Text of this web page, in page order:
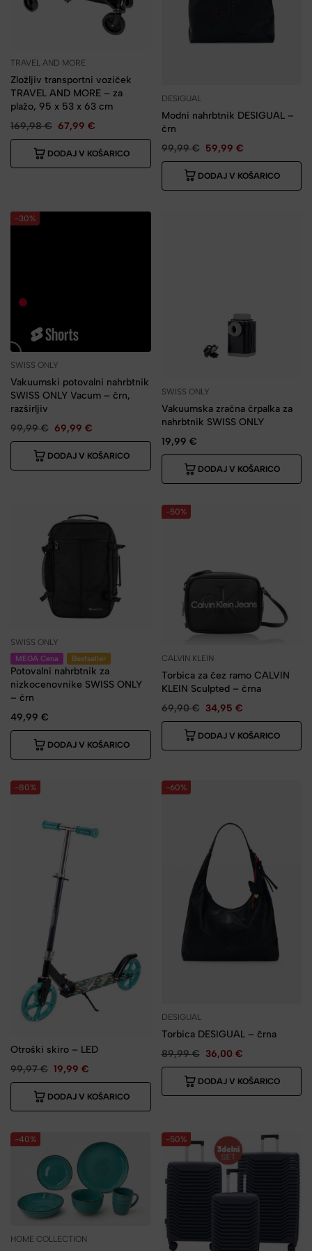
TRAVEL AND MORE
Zložljiv transportni voziček
TRAVEL AND MORE – za
plažo, 95 x 53 x 63 cm
169,98€ 67,99 €
DODAJ V KOŠARICO
DESIGUAL
Modni nahrbtnik DESIGUAL –
črn
99,99€ 59,99 €
DODAJ V KOŠARICO
-30%
SWISS ONLY
Vakuumski potovalni nahrbtnik
SWISS ONLY Vacum – črn,
razširljiv
99,99€ 69,99 €
DODAJ V KOŠARICO
SWISS ONLY
Vakuumska zračna črpalka za
nahrbtnik SWISS ONLY
19,99 €
DODAJ V KOŠARICO
SWISS ONLY
MEGA Cena Bestseller
Potovalni nahrbtnik za
nizkocenovnike SWISS ONLY
– črn
49,99 €
DODAJ V KOŠARICO
-50%
CALVIN KLEIN
Torbica za čez ramo CALVIN
KLEIN Sculpted – črna
69,90€ 34,95 €
DODAJ V KOŠARICO
-80%
Otroški skiro – LED
99,97€ 19,99 €
DODAJ V KOŠARICO
-60%
DESIGUAL
Torbica DESIGUAL – črna
89,99€ 36,00 €
DODAJ V KOŠARICO
-40%
HOME COLLECTION
-50%